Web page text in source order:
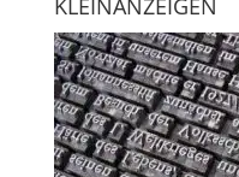
KLEINANZEIGEN